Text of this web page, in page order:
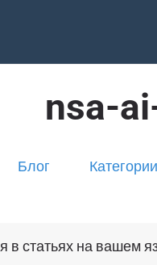
nsa-
Блог Категории